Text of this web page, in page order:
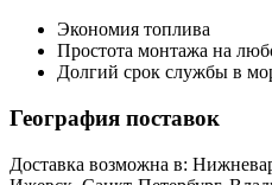
Экономия топлива
Простота монтажа на
Долгий срок службы в
География поставок
Доставка возможна в: